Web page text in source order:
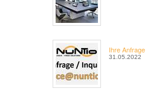
Ihre Anfrage
31.05.2022